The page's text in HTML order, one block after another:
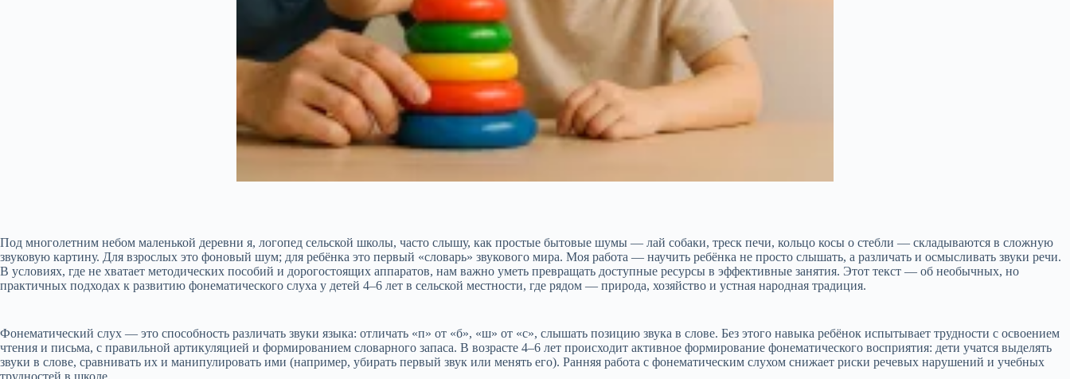
Под многолетним небом маленькой деревни я, логопед сельской школы, часто слышу, как простые бытовые шумы — лай собаки, треск печи, кольцо косы о стебли — складываются в сложную
звуковую картину. Для взрослых это фоновый шум; для ребёнка это первый «словарь» звукового мира. Моя работа — научить ребёнка не просто слышать, а различать и осмысливать звуки речи.
В условиях, где не хватает методических пособий и дорогостоящих аппаратов, нам важно уметь превращать доступные ресурсы в эффективные занятия. Этот текст — об необычных, но
практичных подходах к развитию фонематического слуха у детей 4–6 лет в сельской местности, где рядом — природа, хозяйство и устная народная традиция.
Фонематический слух — это способность различать звуки языка: отличать «п» от «б», «ш» от «с», слышать позицию звука в слове. Без этого навыка ребёнок испытывает трудности с освоением
чтения и письма, с правильной артикуляцией и формированием словарного запаса. В возрасте 4–6 лет происходит активное формирование фонематического восприятия: дети учатся выделять
звуки в слове, сравнивать их и манипулировать ими (например, убирать первый звук или менять его). Ранняя работа с фонематическим слухом снижает риски речевых нарушений и учебных
трудностей в школе.